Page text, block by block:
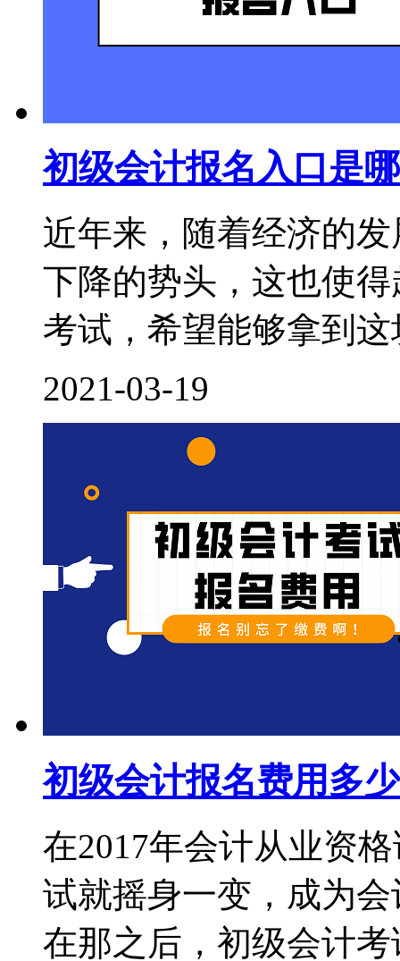
初级会计报名入口是
近年来，随着经济的
下降的势头，这也使
考试，希望能够拿到
2021-03-19
初级会计报名费用多
在2017年会计从业资
试就摇身一变，成为
在那之后，初级会计